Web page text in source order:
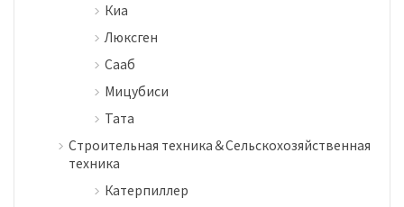
Киа
Люксген
Сааб
Мицубиси
Тата
Строительная техника＆Сельскохозяйственная
техника
Катерпиллер